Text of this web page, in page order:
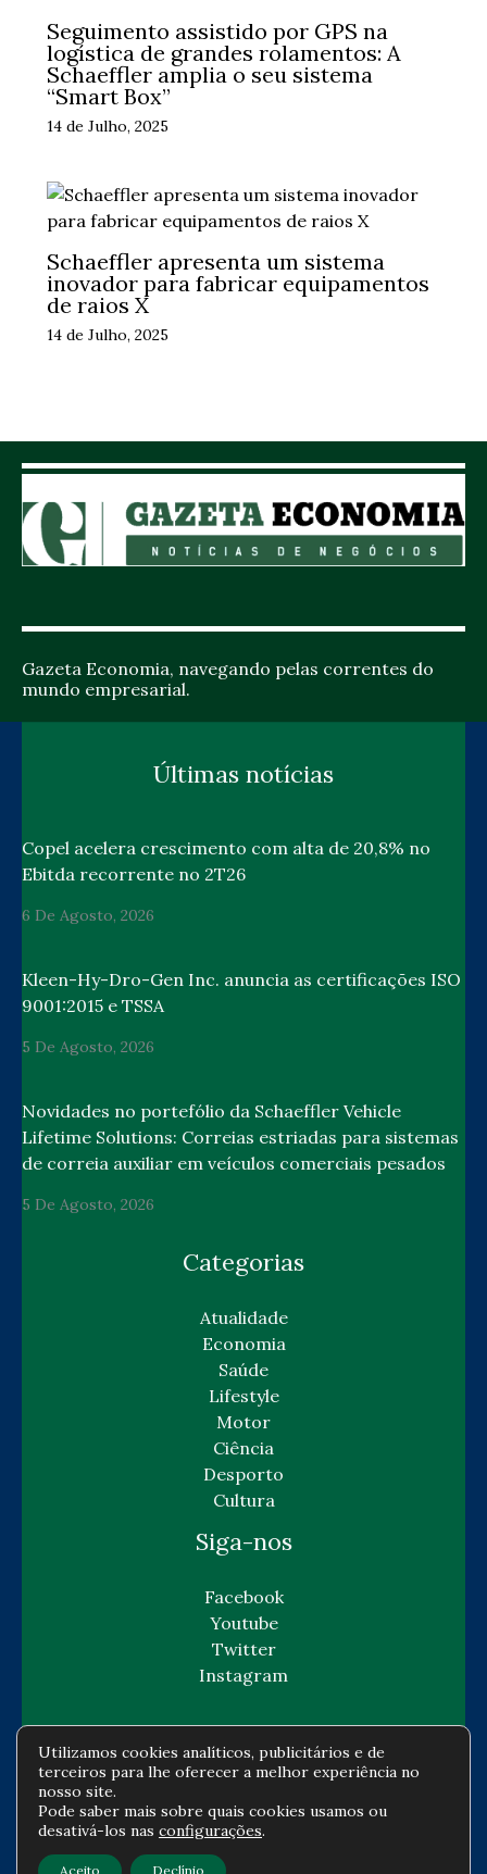
Seguimento assistido por GPS na
logística de grandes rolamentos: A
Schaeffler amplia o seu sistema
“Smart Box”
14 de Julho, 2025
Schaeffler apresenta um sistema
inovador para fabricar equipamentos
de raios X
14 de Julho, 2025
Gazeta Economia, navegando pelas correntes do
mundo empresarial.
Últimas notícias
Copel acelera crescimento com alta de 20,8% no
Ebitda recorrente no 2T26
6 De Agosto, 2026
Kleen-Hy-Dro-Gen Inc. anuncia as certificações ISO
9001:2015 e TSSA
5 De Agosto, 2026
Novidades no portefólio da Schaeffler Vehicle
Lifetime Solutions: Correias estriadas para sistemas
de correia auxiliar em veículos comerciais pesados
5 De Agosto, 2026
Categorias
Atualidade
Economia
Saúde
Lifestyle
Motor
Ciência
Desporto
Cultura
Siga-nos
Facebook
Youtube
Twitter
Instagram
Copyright © Todos os direitos reservados -
gazetaeconomia.com
Política de privacidade
Utilizamos cookies analíticos, publicitários e de
terceiros para lhe oferecer a melhor experiência no
nosso site.
Pode saber mais sobre quais cookies usamos ou
desativá-los nas configurações.
Aceito Declínio